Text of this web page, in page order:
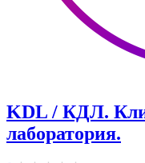
KDL / КДЛ.
лаборатория.